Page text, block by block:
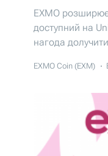
EXMO
доступний на
нагода
EXMO Coin (EXM)